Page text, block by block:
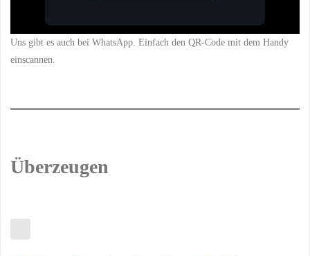
Uns gibt es auch bei WhatsApp. Einfach den QR-Code mit dem Handy
einscannen.
Überzeugen